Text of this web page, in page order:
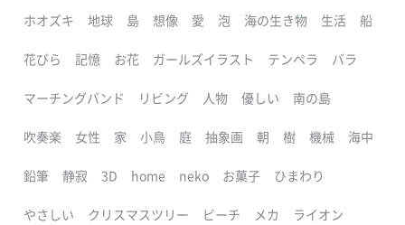
ホオズキ 地球 島 想像 愛 泡 海の生き物 生活 船
花びら 記憶 お花 ガールズイラスト テンペラ バラ
マーチングバンド リビング 人物 優しい 南の島
吹奏楽 女性 家 小鳥 庭 抽象画 朝 樹 機械 海中
鉛筆 静寂 3D home neko お菓子 ひまわり
やさしい クリスマスツリー ビーチ メカ ライオン